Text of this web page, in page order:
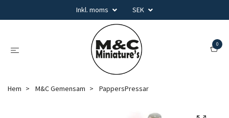
Inkl. moms SEK
0
Hem M&C Gemensam PappersPressar